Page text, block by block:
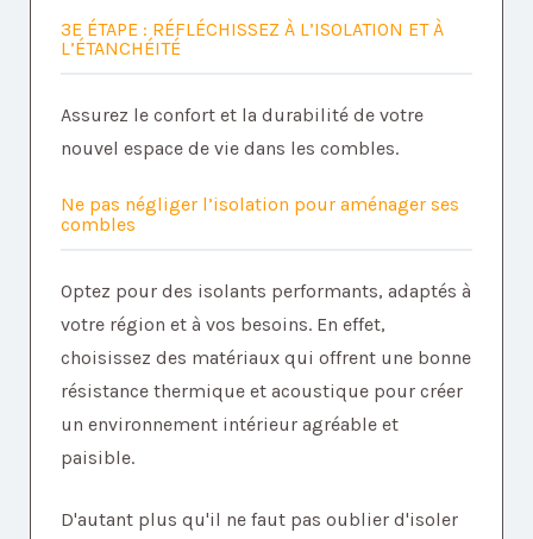
3E ÉTAPE : RÉFLÉCHISSEZ À L’ISOLATION ET À
L’ÉTANCHÉITÉ
Assurez le confort et la durabilité de votre
nouvel espace de vie dans les combles.
Ne pas négliger l’isolation pour aménager ses
combles
Optez pour des isolants performants, adaptés à
votre région et à vos besoins. En effet,
choisissez des matériaux qui offrent une bonne
résistance thermique et acoustique pour créer
un environnement intérieur agréable et
paisible.
D'autant plus qu'il ne faut pas oublier d'isoler